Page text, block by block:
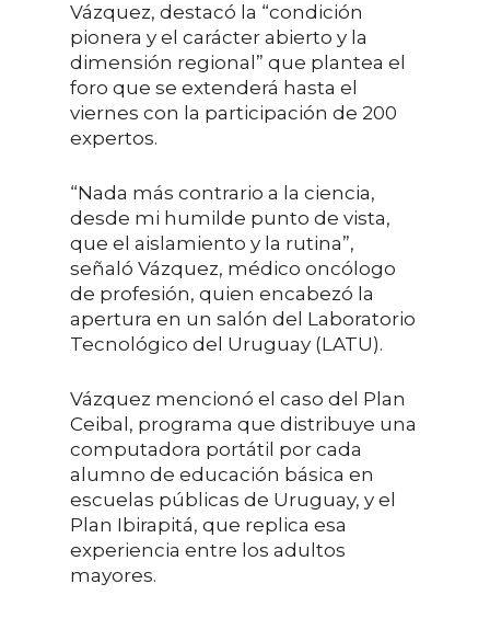
Vázquez, destacó la “condición
pionera y el carácter abierto y la
dimensión regional” que plantea el
foro que se extenderá hasta el
viernes con la participación de 200
expertos.
“Nada más contrario a la ciencia,
desde mi humilde punto de vista,
que el aislamiento y la rutina”,
señaló Vázquez, médico oncólogo
de profesión, quien encabezó la
apertura en un salón del Laboratorio
Tecnológico del Uruguay (LATU).
Vázquez mencionó el caso del Plan
Ceibal, programa que distribuye una
computadora portátil por cada
alumno de educación básica en
escuelas públicas de Uruguay, y el
Plan Ibirapitá, que replica esa
experiencia entre los adultos
mayores.